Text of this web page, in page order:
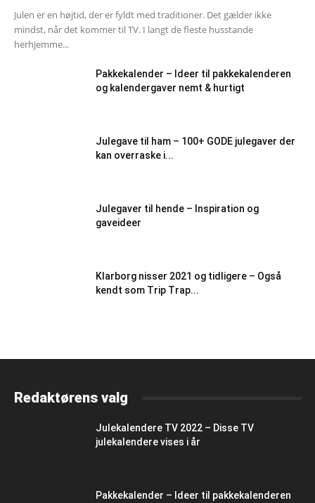
Julen er en højtid, der er fyldt med traditioner. Det gælder ikke
mindst, når det kommer til TV. I langt de fleste husstande
herhjemme...
Pakkekalender – Ideer til pakkekalenderen
og kalendergaver nemt & hurtigt
Julegave til ham – 100+ GODE julegaver der
kan overraske i...
Julegaver til hende – Inspiration og
gaveideer
Klarborg nisser 2021 og tidligere – Også
kendt som Trip Trap...
Redaktørens valg
Julekalendere TV 2022 – Disse TV
julekalendere vises i år
Pakkekalender – Ideer til pakkekalenderen